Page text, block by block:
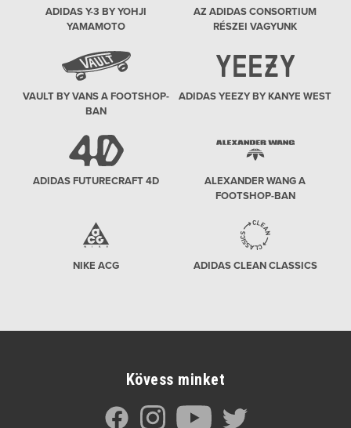
ADIDAS Y-3 BY YOHJI
YAMAMOTO
AZ ADIDAS CONSORTIUM
RÉSZEI VAGYUNK
VAULT BY VANS A FOOTSHOP-
BAN
ADIDAS YEEZY BY KANYE WEST
ADIDAS FUTURECRAFT 4D
ALEXANDER WANG A
FOOTSHOP-BAN
NIKE ACG ADIDAS CLEAN CLASSICS
Kövess minket